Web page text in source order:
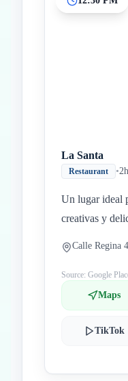
La Santa
Restaurant •2h
Un lugar ideal
creativas y
Calle Regina
Source: Google
Maps
TikTok